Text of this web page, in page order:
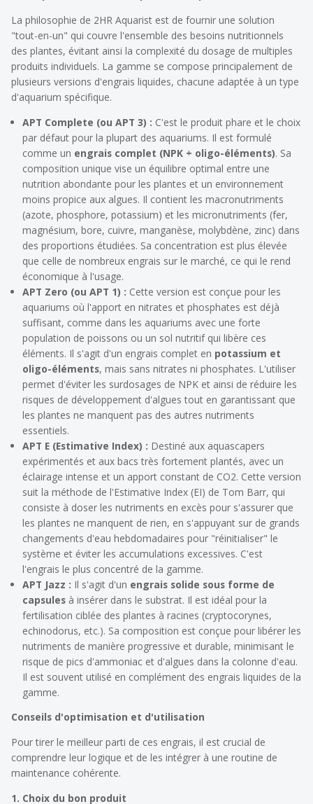
La philosophie de 2HR Aquarist est de fournir une solution
"tout-en-un" qui couvre l'ensemble des besoins nutritionnels
des plantes, évitant ainsi la complexité du dosage de multiples
produits individuels. La gamme se compose principalement de
plusieurs versions d'engrais liquides, chacune adaptée à un type
d'aquarium spécifique.
APT Complete (ou APT 3) : C'est le produit phare et le choix
par défaut pour la plupart des aquariums. Il est formulé
comme un engrais complet (NPK + oligo-éléments). Sa
composition unique vise un équilibre optimal entre une
nutrition abondante pour les plantes et un environnement
moins propice aux algues. Il contient les macronutriments
(azote, phosphore, potassium) et les micronutriments (fer,
magnésium, bore, cuivre, manganèse, molybdène, zinc) dans
des proportions étudiées. Sa concentration est plus élevée
que celle de nombreux engrais sur le marché, ce qui le rend
économique à l'usage.
APT Zero (ou APT 1) : Cette version est conçue pour les
aquariums où l'apport en nitrates et phosphates est déjà
suffisant, comme dans les aquariums avec une forte
population de poissons ou un sol nutritif qui libère ces
éléments. Il s'agit d'un engrais complet en potassium et
oligo-éléments, mais sans nitrates ni phosphates. L'utiliser
permet d'éviter les surdosages de NPK et ainsi de réduire les
risques de développement d'algues tout en garantissant que
les plantes ne manquent pas des autres nutriments
essentiels.
APT E (Estimative Index) : Destiné aux aquascapers
expérimentés et aux bacs très fortement plantés, avec un
éclairage intense et un apport constant de CO2. Cette version
suit la méthode de l'Estimative Index (EI) de Tom Barr, qui
consiste à doser les nutriments en excès pour s'assurer que
les plantes ne manquent de rien, en s'appuyant sur de grands
changements d'eau hebdomadaires pour "réinitialiser" le
système et éviter les accumulations excessives. C'est
l'engrais le plus concentré de la gamme.
APT Jazz : Il s'agit d'un engrais solide sous forme de
capsules à insérer dans le substrat. Il est idéal pour la
fertilisation ciblée des plantes à racines (cryptocorynes,
echinodorus, etc.). Sa composition est conçue pour libérer les
nutriments de manière progressive et durable, minimisant le
risque de pics d'ammoniac et d'algues dans la colonne d'eau.
Il est souvent utilisé en complément des engrais liquides de la
gamme.
Conseils d'optimisation et d'utilisation
Pour tirer le meilleur parti de ces engrais, il est crucial de
comprendre leur logique et de les intégrer à une routine de
maintenance cohérente.
1. Choix du bon produit